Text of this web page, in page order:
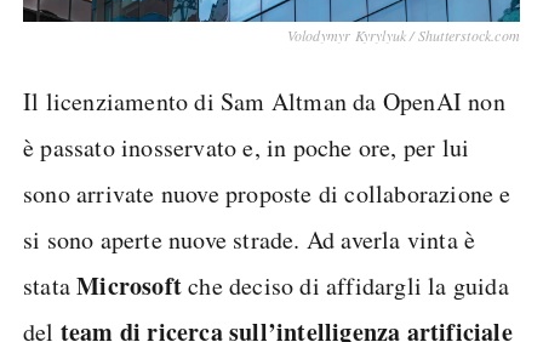
Volodymyr Kyrylyuk / Shutterstock.com
Il licenziamento di Sam Altman da OpenAI non
è passato inosservato e, in poche ore, per lui
sono arrivate nuove proposte di collaborazione e
si sono aperte nuove strade. Ad averla vinta è
stataMicrosoftche deciso di affidargli la guida
del team di ricerca sull’intelligenza artificiale